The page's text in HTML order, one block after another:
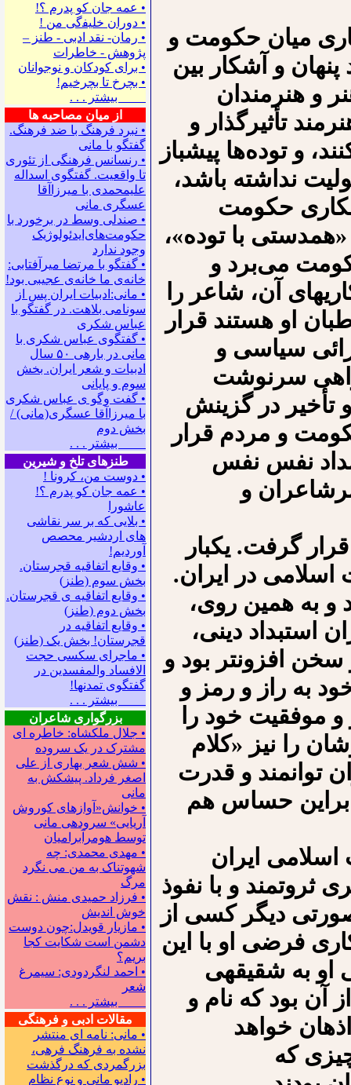
• ﻋﻤﻪ ﺟﺎﻥ ﻛﻮ ﭘﺪﺭﻡ ؟!
• ﺩﻭﺭﺍﻥ ﺧﻠﻴﻔگی ﻣﻦ !
• رمان- نقد ادبی - طنز –
پژوهش - خاطرات
• ﺑﺮﺍﻯ ﻛﻮﺩﻛﺎﻥ ﻭ ﻧﻮﺟﻮﺍﻧﺎﻥ
• بچرخ تا بچرخیم!
بیشتر . . .
از میان مصاحبه ها
• نبرد فرهنگ با ضد فرهنگ.
گفتگو با ﻣﺎﻧﻰ
• رنسانس فرهنگی ‌از تئوری
‌تا واقعیت. گفتگوی اسداله
علیمحمدی با میرزاآقا
عسگری ‌مانی
• صندلی وسط در برخورد با
حکومت‌های‌ایدئولوژیک
وجود ندارد
• گفتگو با مرتضا میرآفتابی:
ﺧﺎﻧﻪﻯ ﻣﺎ ﺧﺎﻧﻪﻯ ﻋﺠﻴﺒﻰ ﺑﻮﺩ!
• مانی:ادبیات ایران پس از
سونامی بلاهت. در گفتگو با
عباس شکری
• گفتگوی عباس شکری با
مانی در باره‍ی ۵۰ سال
ادبیات و شعر ایران. بخش
سوم و پایانی
• گفت وگو ی عباس شکری
با میرزاآقا عسگری(مانی) /
بخش دوم
بیشتر . . .
طنزهای تلخ و شیرین
• دوست من، کرونا !
• ﻋﻤﻪ ﺟﺎﻥ ﻛﻮ ﭘﺪﺭﻡ ؟!
عاشورا
• بلایی که بر سر نقاشی
های اردشیر محصص
آوردیم!
• وقایع اتفاقیه قجرستان.
بخش سوم (طنز)
• وقایع اتفاقیه ی قجرستان.
بخش دوم (طنز)
• وقایع اتفاقیه در
قجرستان! بخش یک (طنز)
• ماجرای سکسی حجت
الافساد والمفسدین در
گفتگوی تمدنها!
بیشتر . . .
بزرگواری شاعران
• جلال ملکشاه: خاطره ای
مشترک در یک سروده
• شش شعر بهاری از علی
اصغر فرداد. پیشکش به
مانی
• خوانش«آوازهای کوروش
آریایی» سروده‍ی مانی
توسط هومرآبرامیان
• مهدی محمدی: چه
شهوتناک به من می نگرد
مرگ
• فرزاد حمیدی منش : نقش
خوش اندیش
• مازیار قویدل:چون دوست
دشمن است شکایت کجا
بریم؟
• احمد لنگردودی: سیمرغ
شعر
بیشتر . . .
مقالات ادبی و فرهنگی
• مانی: نامه ای منتشر
نشده به فرهنگ فرهی،
بزرگمردی که درگذشت
• رادیو مانی و نوع نظام
میان حکومت و
و آشکار بین
و هنرمندان
تأثیرگذار و
و توده‌ها پیشباز
نداشته باشد،
حکومت
با توده»،
می‌برد و
آن، شاعر را
او هستند قرار
سیاسی و
سرنوشت
تأخیر در گزینش
و مردم قرار
نفس نفس
و
گرفت. یکبار
اسلامی در ایران.
و به همین روی،
استبداد دینی،
افزونتر بود و
به راز و رمز و
و موفقیت خود را
را نیز «کلام
توانمند و قدرت
حساس هم
ایران
و با نفوذ
دیگر کسی از
فرضی او با این
او به شقیقه‍ی
بود که نام و
خواهد
که